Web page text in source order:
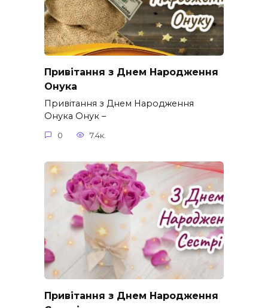
Привітання з Днем Народження
Онука
Привітання з Днем Народження
Онука Онук –
0 7.4к.
Привітання з Днем Народження